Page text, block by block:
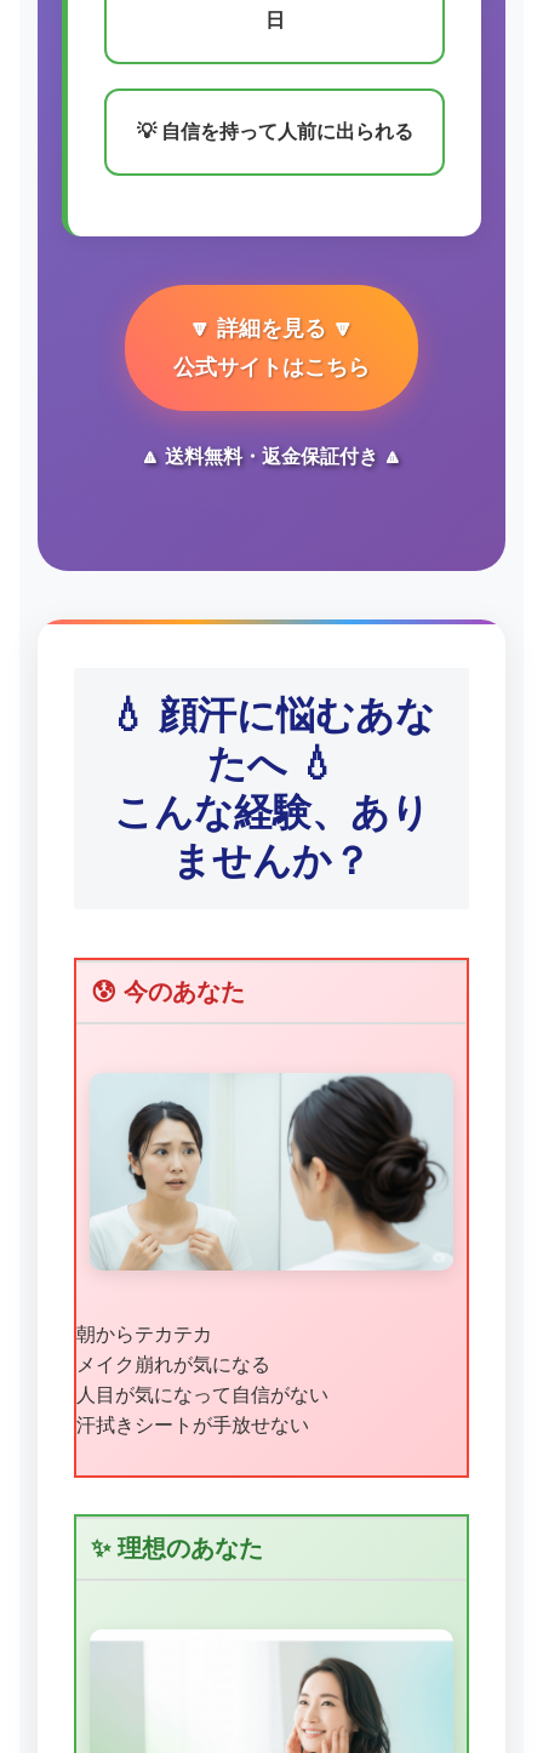
日
💡 自信を持って人前に出られる
🔽 詳細を見る 🔽
公式サイトはこちら
🔼 送料無料・返金保証付き 🔼
💧 顔汗に悩むあな
たへ 💧
こんな経験、あり
ませんか？
😰 今のあなた
朝からテカテカ
メイク崩れが気になる
人目が気になって自信がない
汗拭きシートが手放せない
✨ 理想のあなた